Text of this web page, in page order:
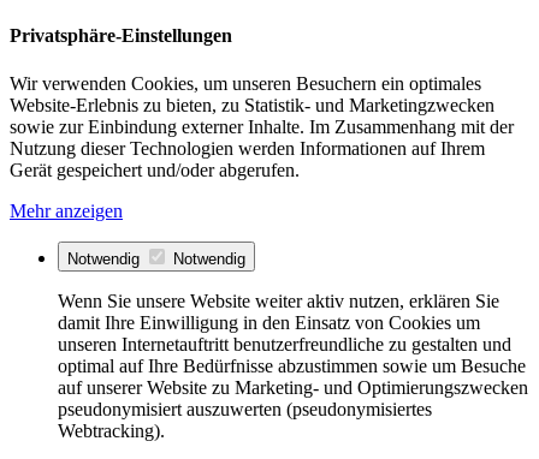
Privatsphäre-Einstellungen
Wir verwenden Cookies, um unseren Besuchern ein optimales
Website-Erlebnis zu bieten, zu Statistik- und Marketingzwecken
sowie zur Einbindung externer Inhalte. Im Zusammenhang mit der
Nutzung dieser Technologien werden Informationen auf Ihrem
Gerät gespeichert und/oder abgerufen.
Mehr anzeigen
Notwendig Notwendig
Wenn Sie unsere Website weiter aktiv nutzen, erklären Sie
damit Ihre Einwilligung in den Einsatz von Cookies um
unseren Internetauftritt benutzerfreundliche zu gestalten und
optimal auf Ihre Bedürfnisse abzustimmen sowie um Besuche
auf unserer Website zu Marketing- und Optimierungszwecken
pseudonymisiert auszuwerten (pseudonymisiertes
Webtracking).